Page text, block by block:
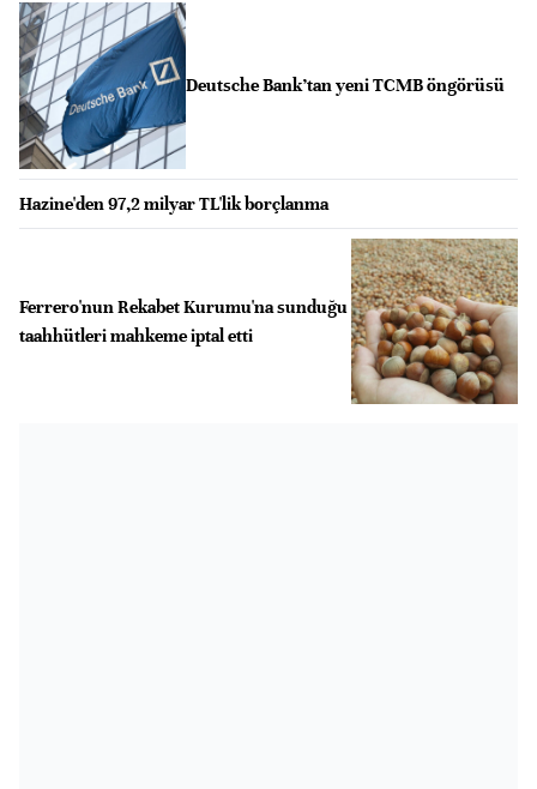
Deutsche Bank’tan yeni TCMB öngörüsü
Hazine'den 97,2 milyar TL'lik borçlanma
Ferrero'nun Rekabet Kurumu'na sunduğu
taahhütleri mahkeme iptal etti